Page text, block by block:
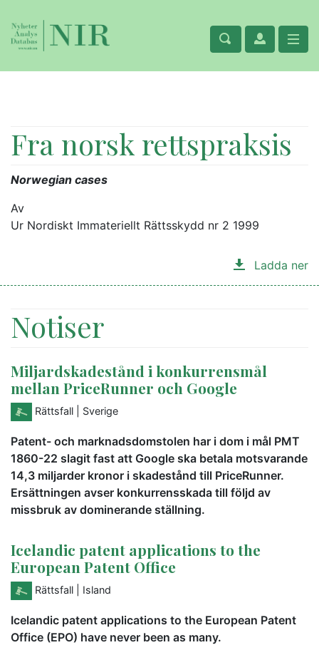
Fra norsk rettspraksis
Norwegian cases
Av
Ur Nordiskt Immateriellt Rättsskydd nr 2 1999
Ladda ner
Notiser
Miljardskadestånd i konkurrensmål
mellan PriceRunner och Google
Rättsfall | Sverige
Patent- och marknadsdomstolen har i dom i mål PMT
1860-22 slagit fast att Google ska betala motsvarande
14,3 miljarder kronor i skadestånd till PriceRunner.
Ersättningen avser konkurrensskada till följd av
missbruk av dominerande ställning.
Icelandic patent applications to the
European Patent Office
Rättsfall | Island
Icelandic patent applications to the European Patent
Office (EPO) have never been as many.